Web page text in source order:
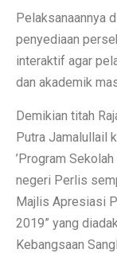
Pelaksanaannya
penyediaan
interaktif agar
dan akademik
Demikian titah
Putra Jamalullail
’Program
negeri Perlis
Majlis Apresiasi
2019” yang
Kebangsaan